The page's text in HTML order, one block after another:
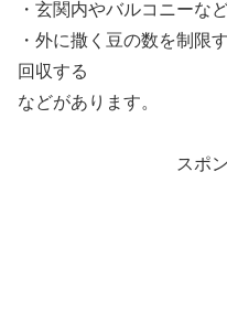
・玄関内やバルコニーな
・外に撒く豆の数を制限
回収する
などがあります。
スポ